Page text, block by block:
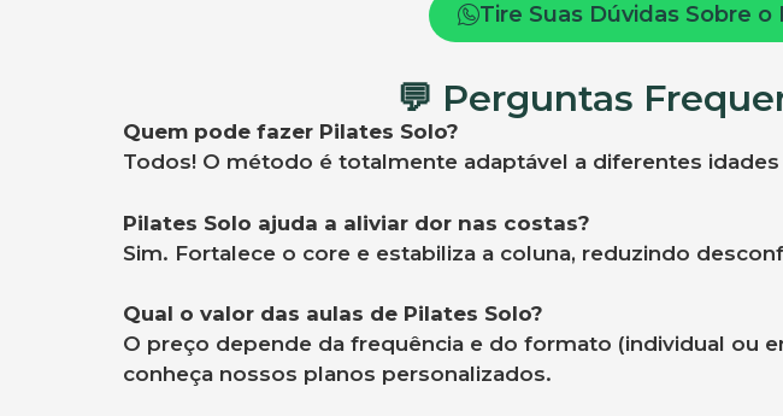
Tire Suas Dúvidas Sobre
💬 Perguntas
Quem pode fazer Pilates Solo?
Todos! O método é totalmente adaptável a diferentes
Pilates Solo ajuda a aliviar dor nas costas?
Sim. Fortalece o core e estabiliza a coluna, reduzindo
Qual o valor das aulas de Pilates Solo?
O preço depende da frequência e do formato (individual ou
conheça nossos planos personalizados.